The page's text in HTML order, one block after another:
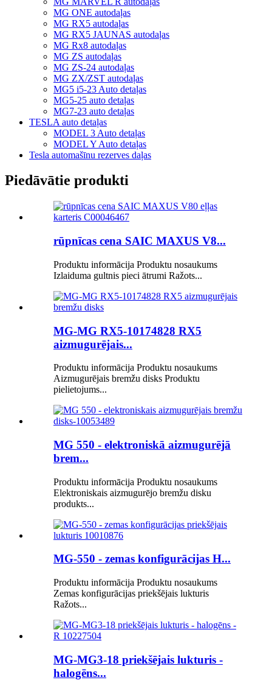
MG ONE autodaļas
MG RX5 autodaļas
MG RX5 JAUNAS autodaļas
MG Rx8 autodaļas
MG ZS autodaļas
MG ZS-24 autodaļas
MG ZX/ZST autodaļas
MG5 i5-23 Auto detaļas
MG5-25 auto detaļas
MG7-23 auto detaļas
TESLA auto detaļas
MODEL 3 Auto detaļas
MODEL Y Auto detaļas
Tesla automašīnu rezerves daļas
Piedāvātie produkti
rūpnīcas cena SAIC MAXUS V8...
Produktu informācija Produktu nosaukums
Izlaiduma gultnis pieci ātrumi Ražots...
MG-MG RX5-10174828 RX5
aizmugurējais...
Produktu informācija Produktu nosaukums
Aizmugurējais bremžu disks Produktu
pielietojums...
MG 550 - elektroniskā aizmugurējā
brem...
Produktu informācija Produktu nosaukums
Elektroniskais aizmugurējo bremžu disku
produkts...
MG-550 - zemas konfigurācijas H...
Produktu informācija Produktu nosaukums
Zemas konfigurācijas priekšējais lukturis
Ražots...
MG-MG3-18 priekšējais lukturis -
halogēns...